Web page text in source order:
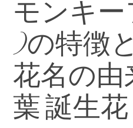
モンキ
)の特徴
花名の由
葉 誕生花